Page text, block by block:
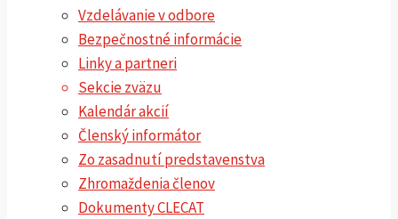
Vzdelávanie v odbore
Bezpečnostné informácie
Linky a partneri
Sekcie zväzu
Kalendár akcií
Členský informátor
Zo zasadnutí predstavenstva
Zhromaždenia členov
Dokumenty CLECAT